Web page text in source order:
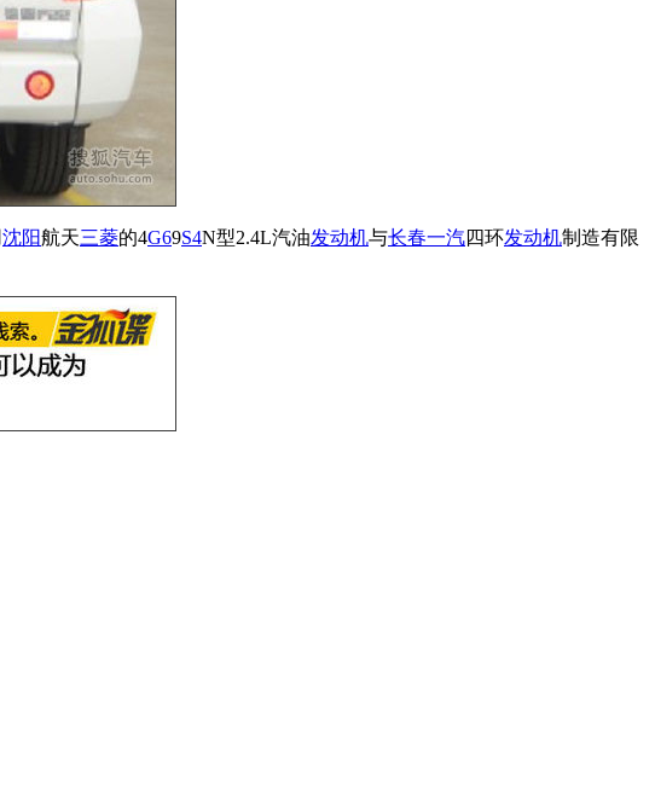
沈阳航天三菱的4G69S4N型2.4L汽油发动机与长春一汽四环发动机制造有限